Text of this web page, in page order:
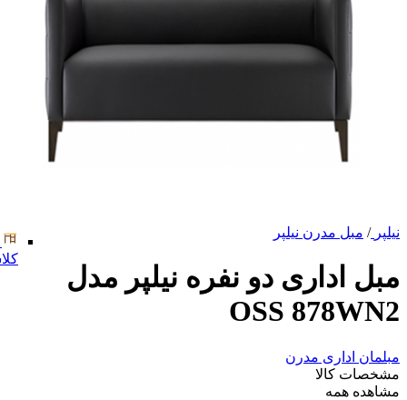
نیلپر / مبل مدرن نیلپر
مبل اداری دو نفره نیلپر مدل
OSS 878WN2
مبلمان اداری مدرن
مشخصات کالا
مشاهده همه